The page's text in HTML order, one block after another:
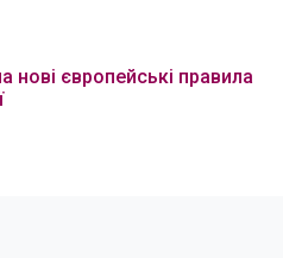
нові європейські правила